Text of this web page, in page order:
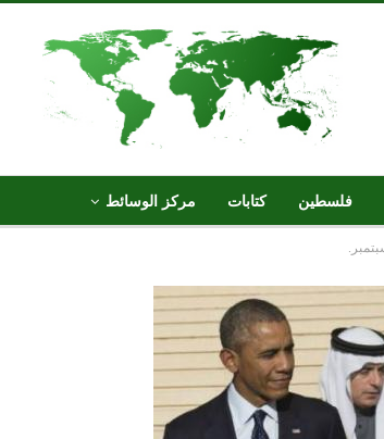
فلسطين كتابات مركز الوسائط